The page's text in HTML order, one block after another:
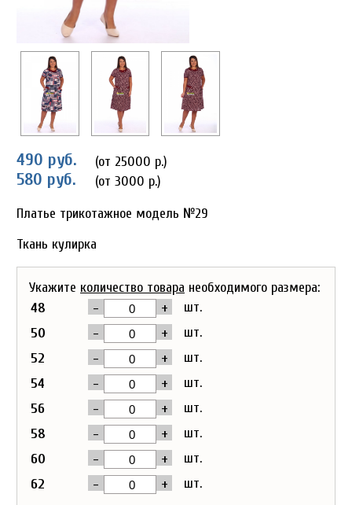
490 руб. (от 25000 р.)
580 руб.
(от 3000 р.)
Платье трикотажное модель №29
Ткань кулирка
Укажите количество товара необходимого размера:
48
- +
шт.
50
- +
шт.
52
- +
шт.
54
- +
шт.
56
- +
шт.
58
- +
шт.
60
- +
шт.
62
- + шт.